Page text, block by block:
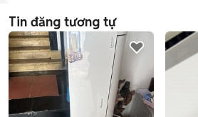
Tin đăng tương tự